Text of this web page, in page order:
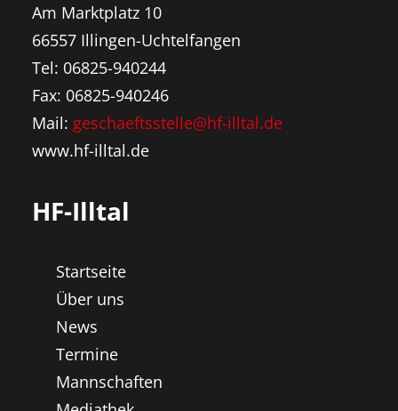
Am Marktplatz 10
66557 Illingen-Uchtelfangen
Tel: 06825-940244
Fax: 06825-940246
Mail: geschaeftsstelle@hf-illtal.de
www.hf-illtal.de
HF-Illtal
Startseite
Über uns
News
Termine
Mannschaften